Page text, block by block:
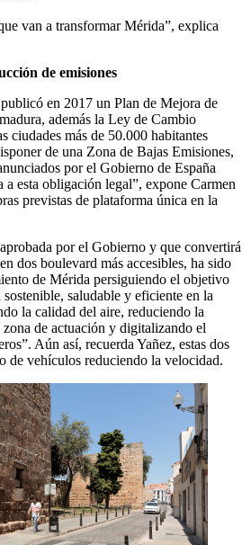
van a transformar Mérida”, explica
de emisiones
en 2017 un Plan de Mejora de
además la Ley de Cambio
ciudades más de 50.000 habitantes
de una Zona de Bajas Emisiones,
por el Gobierno de España
a esta obligación legal”, expone Carmen
previstas de plataforma única en la
por el Gobierno y que convertirá
dos boulevard más accesibles, ha sido
de Mérida persiguiendo el objetivo
saludable y eficiente en la
la calidad del aire, reduciendo la
de actuación y digitalizando el
Aún así, recuerda Yañez, estas dos
de vehículos reduciendo la velocidad.